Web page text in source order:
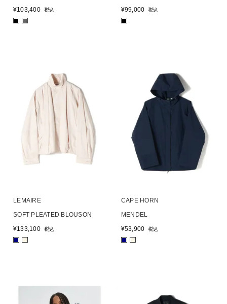
¥103,400 税込
■ ■
¥99,000 税込
■
LEMAIRE
SOFT PLEATED BLOUSON
¥133,100 税込
■ ■
CAPE HORN
MENDEL
¥53,900 税込
■ ■